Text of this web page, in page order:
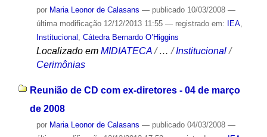
por Maria Leonor de Calasans — publicado10/03/2008 —
última modificação12/12/2013 11:55 — registrado em: IEA,
Institucional , Cátedra Bernardo O’Higgins
Localizado em MIDIATECA / …/Institucional /
Cerimônias
Reunião de CD com ex-diretores - 04 de março
de 2008
por Maria Leonor de Calasans — publicado04/03/2008 —